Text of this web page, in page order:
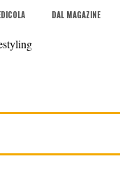
DAL MAGAZINE